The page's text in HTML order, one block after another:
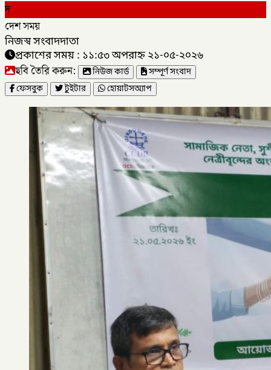
দ
দেশ সময়
নিজস্ব সংবাদদাতা
প্রকাশের সময় : ১১:৫৩ অপরাহ্ন ২১-০৫-২০২৬
ছবি তৈরি করুন: নিউজ কার্ড
সম্পূর্ণ সংবাদ
ফেসবুক
টুইটার হোয়াটসঅ্যাপ